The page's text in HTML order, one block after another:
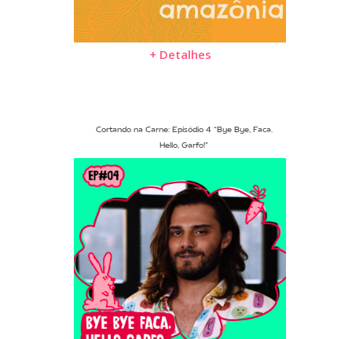
+ Detalhes
Cortando na Carne: Episódio 4 “Bye Bye, Faca.
Hello, Garfo!”